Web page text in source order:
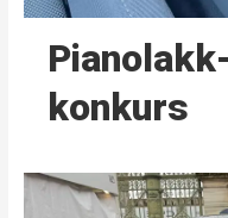
konkurs